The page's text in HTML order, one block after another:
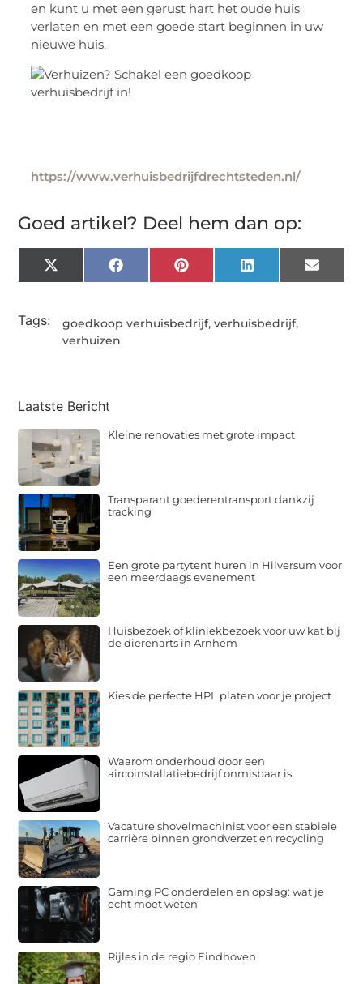
en kunt u met een gerust hart het oude huis
verlaten en met een goede start beginnen in uw
nieuwe huis.
https://www.verhuisbedrijfdrechtsteden.nl/
Goed artikel? Deel hem dan op:
X
(Twitter)
FacebookPinterestLinkedInEmail
Tags: goedkoop verhuisbedrijf, verhuisbedrijf,
verhuizen
Laatste Bericht
Kleine renovaties met grote impact
Transparant goederentransport dankzij
tracking
Een grote partytent huren in Hilversum voor
een meerdaags evenement
Huisbezoek of kliniekbezoek voor uw kat bij
de dierenarts in Arnhem
Kies de perfecte HPL platen voor je project
Waarom onderhoud door een
aircoinstallatiebedrijf onmisbaar is
Vacature shovelmachinist voor een stabiele
carrière binnen grondverzet en recycling
Gaming PC onderdelen en opslag: wat je
echt moet weten
Rijles in de regio Eindhoven